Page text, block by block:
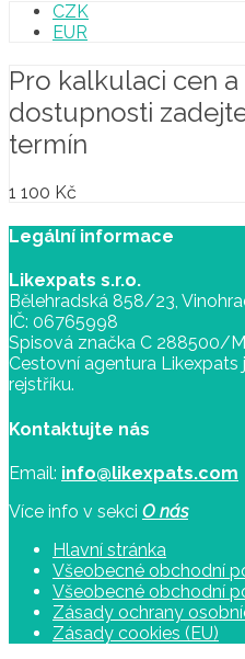
CZK
EUR
Pro kalkulaci cen
dostupnosti
termín
1 100 Kč
Legální informace
Likexpats s.r.o.
Bělehradská 858/23,
IČ: 06765998
Spisová značka C 288500/
Cestovní agentura
rejstříku.
Kontaktujte nás
Email: info@likexpats.com
Více info v sekci O nás
Hlavní stránka
Všeobecné obchodní
Všeobecné obchodní
Zásady ochrany
Zásady cookies (EU)